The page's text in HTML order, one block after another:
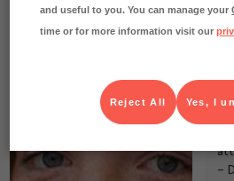
att
–
and useful to you. You can manage your
time or for more information visit our
Yes, I
Reject All